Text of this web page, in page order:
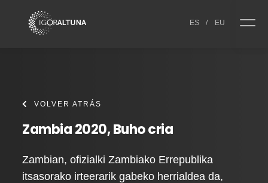
ES / EU
VOLVER ATRÁS
Zambia 2020, Buho cria
Zambian, ofizialki Zambiako Errepublika
itsasorako irteerarik gabeko herrialdea da,